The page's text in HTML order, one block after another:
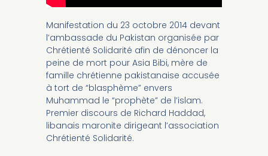
Manifestation du 23 octobre 2014 devant
l’ambassade du Pakistan organisée par
Chrétienté Solidarité afin de dénoncer la
peine de mort pour Asia Bibi, mère de
famille chrétienne pakistanaise accusée
à tort de “blasphème” envers
Muhammad le “prophète” de l’islam.
Premier discours de Richard Haddad,
libanais maronite dirigeant l’association
Chrétienté Solidarité.